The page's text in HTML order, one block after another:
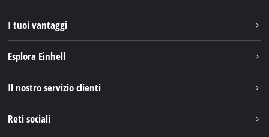
I tuoi vantaggi
Esplora Einhell
Einhell Germany AG
Il nostro servizio clienti
Reti sociali